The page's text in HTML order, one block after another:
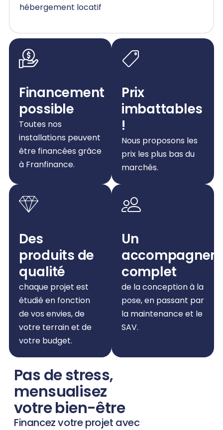
hébergement locatif
Financement
possible
Toutes nos
installations peuvent
être financées grâce
à Franfinance.
Prix
imbattables
!
Nous proposons les
prix les plus bas du
marchés.
Des
produits de
qualité
chaque projet est
étudié en fonction
de vos envies, de
votre terrain et de
votre budget.
Un
complet
de la conception à la
pose, en passant par
la maintenance et le
SAV.
Pas de stress,
mensualisez
votre bien-être
Financez votre projet avec